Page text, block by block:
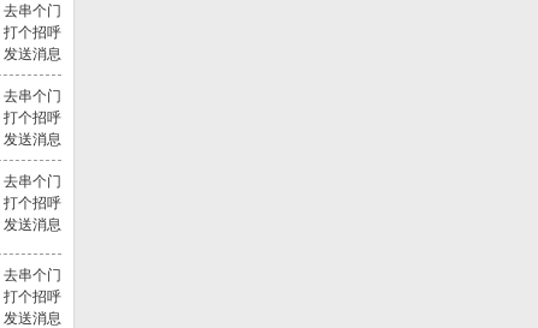
去串个门
打个招呼
发送消息
去串个门
打个招呼
发送消息
去串个门
打个招呼
发送消息
去串个门
打个招呼
发送消息